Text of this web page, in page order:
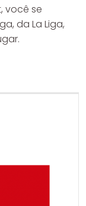
você se
da La Liga,